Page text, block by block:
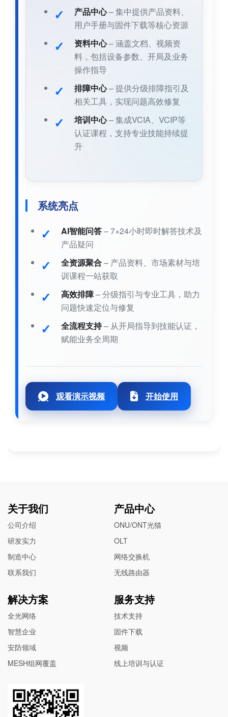
产品中心– 集中提供产品资料、
用户手册与固件下载等核心资源
资料中心– 涵盖文档、视频资
料，包括设备参数、开局及业务
操作指导
排障中心– 提供分级排障指引及
相关工具，实现问题高效修复
培训中心– 集成VCIA、VCIP等
认证课程，支持专业技能持续提
升
系统亮点
AI智能问答– 7×24小时即时解答技术及
产品疑问
全资源聚合– 产品资料、市场素材与培
训课程一站获取
高效排障– 分级指引与专业工具，助力
问题快速定位与修复
全流程支持– 从开局指导到技能认证，
赋能业务全周期
观看演示视频 开始使用
关于我们
公司介绍
研发实力
制造中心
联系我们
产品中心
ONU/ONT光猫
OLT
网络交换机
无线路由器
解决方案
全光网络
智慧企业
安防领域
MESH组网覆盖
服务支持
技术支持
固件下载
视频
线上培训与认证